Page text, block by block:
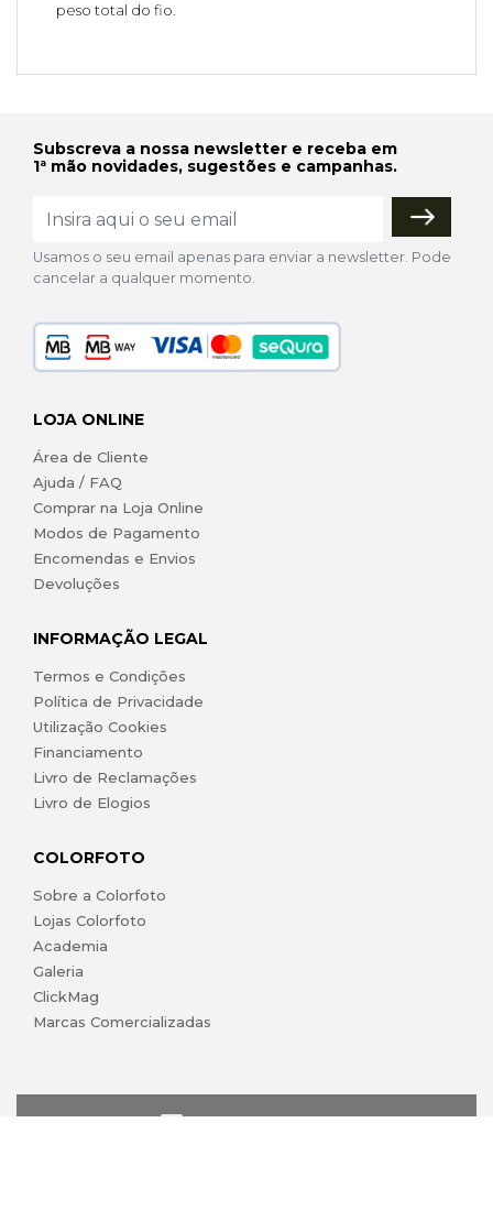
peso total do fio.
Subscreva a nossa newsletter e receba em
1ª mão novidades, sugestões e campanhas.
Usamos o seu email apenas para enviar a newsletter. Pode
cancelar a qualquer momento.
LOJA ONLINE
Área de Cliente
Ajuda / FAQ
Comprar na Loja Online
Modos de Pagamento
Encomendas e Envios
Devoluções
INFORMAÇÃO LEGAL
Termos e Condições
Política de Privacidade
Utilização Cookies
Financiamento
Livro de Reclamações
Livro de Elogios
COLORFOTO
Sobre a Colorfoto
Lojas Colorfoto
Academia
Galeria
ClickMag
Marcas Comercializadas
lojaonline@colorfoto.pt